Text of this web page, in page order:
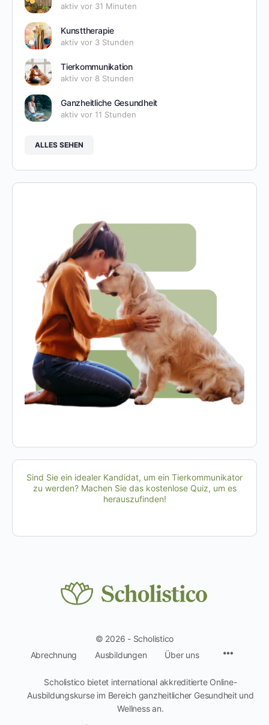
aktiv vor 31 Minuten
Kunsttherapie
aktiv vor 3 Stunden
Tierkommunikation
aktiv vor 8 Stunden
Ganzheitliche Gesundheit
aktiv vor 11 Stunden
ALLES SEHEN
Sind Sie ein idealer Kandidat, um ein Tierkommunikator
zu werden? Machen Sie das kostenlose Quiz, um es
herauszufinden!
© 2026 - Scholistico
Abrechnung
Ausbildungen Über uns
Scholistico bietet international akkreditierte Online-
Ausbildungskurse im Bereich ganzheitlicher Gesundheit und
Wellness an.